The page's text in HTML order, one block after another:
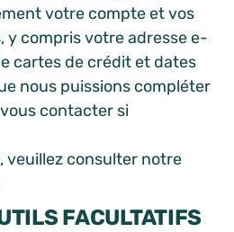
votre compte et vos
y compris votre adresse e-
cartes de crédit et dates
nous puissions compléter
contacter si
veuillez consulter notre
FACULTATIFS